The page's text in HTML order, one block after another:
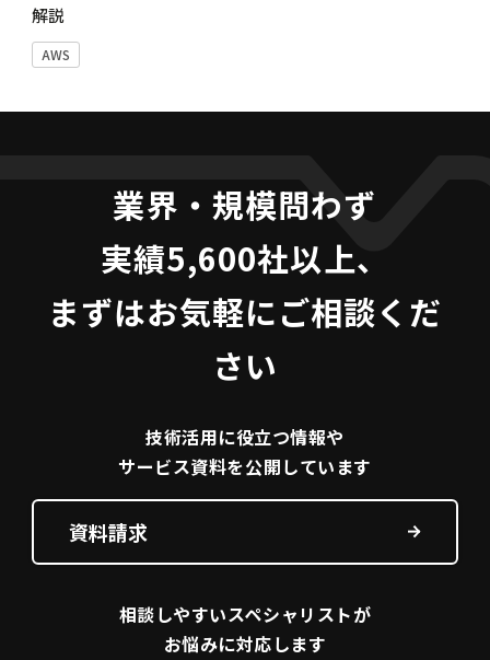
解説
AWS
業界・規模問わず
実績5,600社以上、
まずはお気軽にご相談くだ
さい
技術活用に役立つ情報や
サービス資料を公開しています
資料請求
相談しやすいスペシャリストが
お悩みに対応します